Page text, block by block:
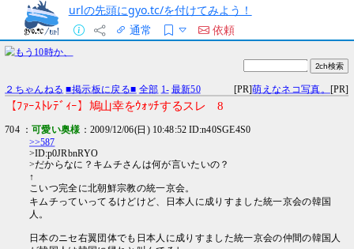
urlの先頭にgyo.tc/を付けてみよう！
通常
依頼